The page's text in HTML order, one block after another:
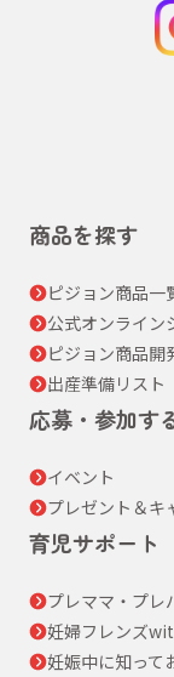
商品を探す
ピジョン商品一
公式オンライン
ピジョン商品開
出産準備リスト
応募・参加す
イベント
プレゼント＆キ
育児サポート
プレママ・プレ
妊婦フレンズ
妊娠中に知って